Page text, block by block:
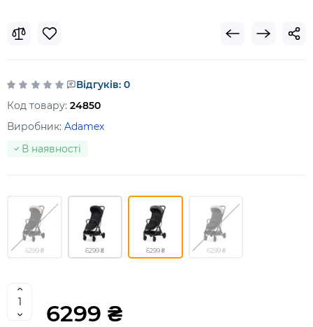
Відгуків: 0
Код товару: 24850
Виробник: Adamex
В наявності
6299 ₴ 6299 ₴ 6299 ₴ 6299 ₴
6299 ₴